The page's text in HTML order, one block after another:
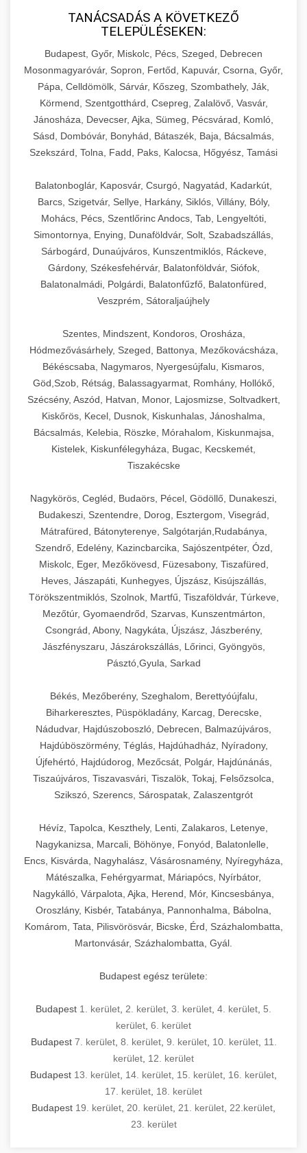
TANÁCSADÁS A KÖVETKEZŐ
TELEPÜLÉSEKEN:
Budapest, Győr, Miskolc, Pécs, Szeged, Debrecen
Mosonmagyaróvár, Sopron, Fertőd, Kapuvár, Csorna, Győr,
Pápa, Celldömölk, Sárvár, Kőszeg, Szombathely, Ják,
Körmend, Szentgotthárd, Csepreg, Zalalövő, Vasvár,
Jánosháza, Devecser, Ajka, Sümeg, Pécsvárad, Komló,
Sásd, Dombóvár, Bonyhád, Bátaszék, Baja, Bácsalmás,
Szekszárd, Tolna, Fadd, Paks, Kalocsa, Hőgyész, Tamási
Balatonboglár, Kaposvár, Csurgó, Nagyatád, Kadarkút,
Barcs, Szigetvár, Sellye, Harkány, Siklós, Villány, Bóly,
Mohács, Pécs, Szentlőrinc Andocs, Tab, Lengyeltóti,
Simontornya, Enying, Dunaföldvár, Solt, Szabadszállás,
Sárbogárd, Dunaújváros, Kunszentmiklós, Ráckeve,
Gárdony, Székesfehérvár, Balatonföldvár, Siófok,
Balatonalmádi, Polgárdi, Balatonfűzfő, Balatonfüred,
Veszprém, Sátoraljaújhely
Szentes, Mindszent, Kondoros, Orosháza,
Hódmezővásárhely, Szeged, Battonya, Mezőkovácsháza,
Békéscsaba, Nagymaros, Nyergesújfalu, Kismaros,
Göd,Szob, Rétság, Balassagyarmat, Romhány, Hollókő,
Szécsény, Aszód, Hatvan, Monor, Lajosmizse, Soltvadkert,
Kiskőrös, Kecel, Dusnok, Kiskunhalas, Jánoshalma,
Bácsalmás, Kelebia, Röszke, Mórahalom, Kiskunmajsa,
Kistelek, Kiskunfélegyháza, Bugac, Kecskemét,
Tiszakécske
Nagykörös, Cegléd, Budaörs, Pécel, Gödöllő, Dunakeszi,
Budakeszi, Szentendre, Dorog, Esztergom, Visegrád,
Mátrafüred, Bátonyterenye, Salgótarján,Rudabánya,
Szendrő, Edelény, Kazincbarcika, Sajószentpéter, Ózd,
Miskolc, Eger, Mezőkövesd, Füzesabony, Tiszafüred,
Heves, Jászapáti, Kunhegyes, Újszász, Kisújszállás,
Törökszentmiklós, Szolnok, Martfű, Tiszaföldvár, Túrkeve,
Mezőtúr, Gyomaendrőd, Szarvas, Kunszentmárton,
Csongrád, Abony, Nagykáta, Újszász, Jászberény,
Jászfényszaru, Jászárokszállás, Lőrinci, Gyöngyös,
Pásztó,Gyula, Sarkad
Békés, Mezőberény, Szeghalom, Berettyóújfalu,
Biharkeresztes, Püspökladány, Karcag, Derecske,
Nádudvar, Hajdúszoboszló, Debrecen, Balmazújváros,
Hajdúböszörmény, Téglás, Hajdúhadház, Nyíradony,
Újfehértó, Hajdúdorog, Mezőcsát, Polgár, Hajdúnánás,
Tiszaújváros, Tiszavasvári, Tiszalök, Tokaj, Felsőzsolca,
Szikszó, Szerencs, Sárospatak, Zalaszentgrót
Hévíz, Tapolca, Keszthely, Lenti, Zalakaros, Letenye,
Nagykanizsa, Marcali, Böhönye, Fonyód, Balatonlelle,
Encs, Kisvárda, Nagyhalász, Vásárosnamény, Nyíregyháza,
Mátészalka, Fehérgyarmat, Máriapócs, Nyírbátor,
Nagykálló, Várpalota, Ajka, Herend, Mór, Kincsesbánya,
Oroszlány, Kisbér, Tatabánya, Pannonhalma, Bábolna,
Komárom, Tata, Pilisvörösvár, Bicske, Érd, Százhalombatta,
Martonvásár, Százhalombatta, Gyál.
Budapest egész területe:
Budapest 1. kerület 2. kerület 3. kerület 4. kerület 5.
kerület 6. kerület
Budapest 7. kerület, 8. kerület, 9. kerület, 10. kerület, 11.
kerület 12. kerület
Budapest 13. kerület 14. kerület 15. kerület 16. kerület
17. kerület 18. kerület
Budapest 19. kerület 20. kerület 21. kerület 22.kerület
23. kerület